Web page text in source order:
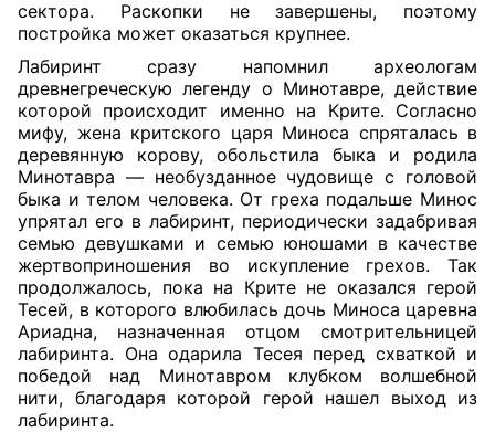
сектора. Раскопки не завершены, поэтому
постройка может оказаться крупнее.
Лабиринт сразу напомнил археологам
древнегреческую легенду о Минотавре, действие
которой происходит именно на Крите. Согласно
мифу, жена критского царя Миноса спряталась в
деревянную корову, обольстила быка и родила
Минотавра — необузданное чудовище с головой
быка и телом человека. От греха подальше Минос
упрятал его в лабиринт, периодически задабривая
семью девушками и семью юношами в качестве
жертвоприношения во искупление грехов. Так
продолжалось, пока на Крите не оказался герой
Тесей, в которого влюбилась дочь Миноса царевна
Ариадна, назначенная отцом смотрительницей
лабиринта. Она одарила Тесея перед схваткой и
победой над Минотавром клубком волшебной
нити, благодаря которой герой нашел выход из
лабиринта.